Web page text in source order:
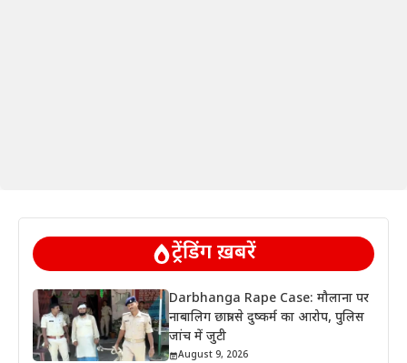
ट्रेंडिंग ख़बरें
Darbhanga Rape Case: मौलाना पर
नाबालिग छात्रा से दुष्कर्म का आरोप, पुलिस
जांच में जुटी
August 9, 2026